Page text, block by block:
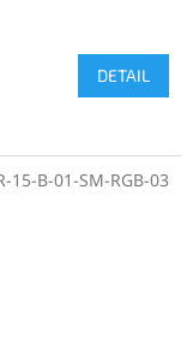
DETAIL
15-B-01-SM-RGB-03